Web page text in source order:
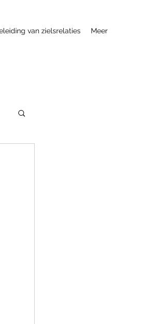
van zielsrelaties Meer